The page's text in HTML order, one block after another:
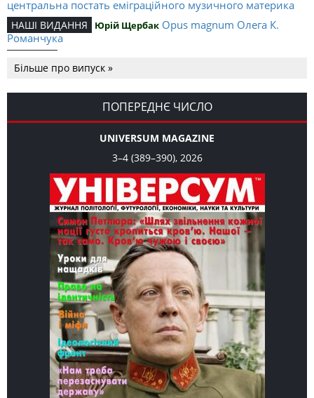
центральна постать еміграційного музичного материка
НАШІ ВИДАННЯ Юрій Щербак Opus magnum Олега К.
Романчука
Романчука
Editorial Oleh K. Romanchuk Журавель і синиця як
уособлення української політстратегії й тактики
Більше про випуск »
ПОПЕРЕДНЄ ЧИСЛО
UNIVERSUM MAGAZINE
3–4 (389–390), 2026